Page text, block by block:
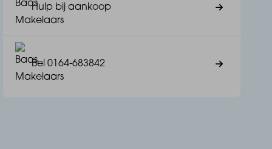
Hulp bij aankoop
Bel 0164-683842